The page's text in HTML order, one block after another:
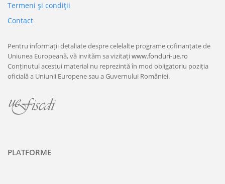
Termeni şi condiţii
Contact
Pentru informații detaliate despre celelalte programe cofinanțate de
Uniunea Europeană, vă invităm sa vizitațiwww.fonduri-ue.ro
Conținutul acestui material nu reprezintă în mod obligatoriu poziția
oficială a Uniunii Europene sau a Guvernului României.
PLATFORME